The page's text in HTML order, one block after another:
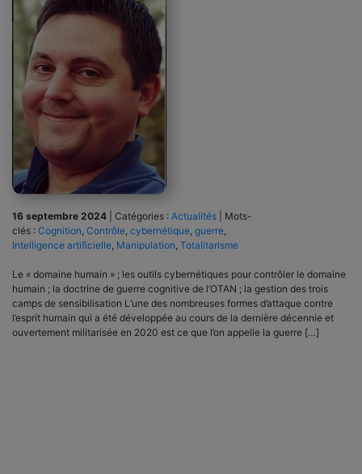
16 septembre 2024 Catégories : Actualités
Mots-
clés : Cognition Contrôle cybernétique guerre
Intelligence artificielle Manipulation Totalitarisme
Le « domaine humain » ; les outils cybernétiques pour contrôler le domaine
humain ; la doctrine de guerre cognitive de l’OTAN ; la gestion des trois
camps de sensibilisation L’une des nombreuses formes d’attaque contre
l’esprit humain qui a été développée au cours de la dernière décennie et
ouvertement militarisée en 2020 est ce que l’on appelle la guerre […]